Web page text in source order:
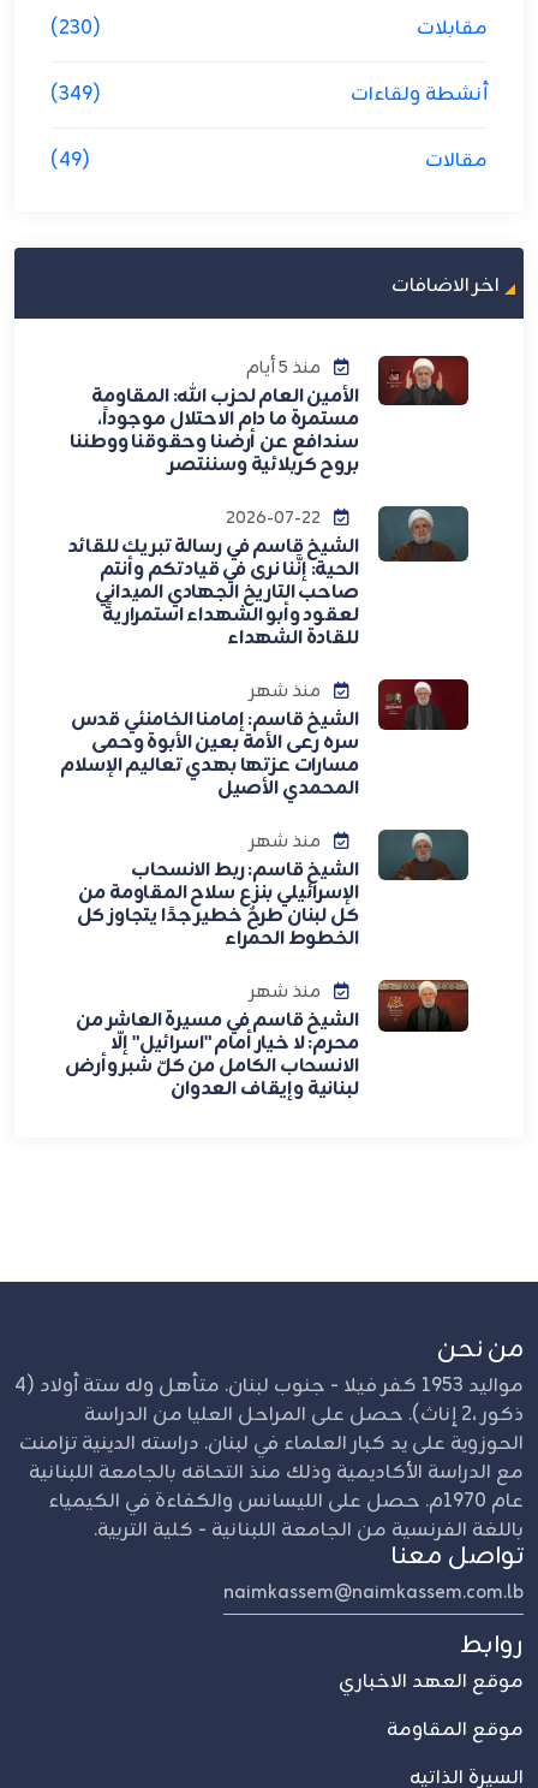
مقابلات (230)
أنشطة ولقاءات (349)
مقالات (49)
اخر الاضافات
منذ 5 أيام
الأمين العام لحزب الله: المقاومة
مستمرة ما دام الاحتلال موجوداً،
سندافع عن أرضنا وحقوقنا ووطننا
بروح كربلائية وسننتصر
الشيخ قاسم في رسالة تبريك للقائد
الحية: إنَّنا نرى في قيادتكم وأنتم
صاحب التاريخ الجهادي الميداني
لعقود وأبو الشهداء استمراريةً
للقادة الشهداء
منذ شهر
الشيخ قاسم: إمامنا الخامنئي قدس
سره رعى الأمة بعين الأبوة وحمى
مسارات عزتها بهدي تعاليم الإسلام
المحمدي الأصيل
منذ شهر
الشيخ قاسم: ربط الانسحاب
الإسرائيلي بنزع سلاح المقاومة من
كل لبنان طرحٌ خطير جدًا يتجاوز كل
الخطوط الحمراء
منذ شهر
الشيخ قاسم في مسيرة العاشر من
محرم: لا خيار أمام "اسرائيل" إلّا
الانسحاب الكامل من كلّ شبر وأرض
لبنانية وإيقاف العدوان
من نحن
مواليد 1953 كفر فيلا - جنوب لبنان. متأهل وله ستة أولاد (4
ذكور ،2 إناث). حصل على المراحل العليا من الدراسة
الحوزوية على يد كبار العلماء في لبنان. دراسته الدينية تزامنت
مع الدراسة الأكاديمية وذلك منذ التحاقه بالجامعة اللبنانية
عام 1970م. حصل على الليسانس والكفاءة في الكيمياء
باللغة الفرنسية من الجامعة اللبنانية - كلية التربية.
تواصل معنا
naimkassem@naimkassem.com.lb
روابط
موقع العهد الاخباري
موقع المقاومة
السيرة الذاتيه